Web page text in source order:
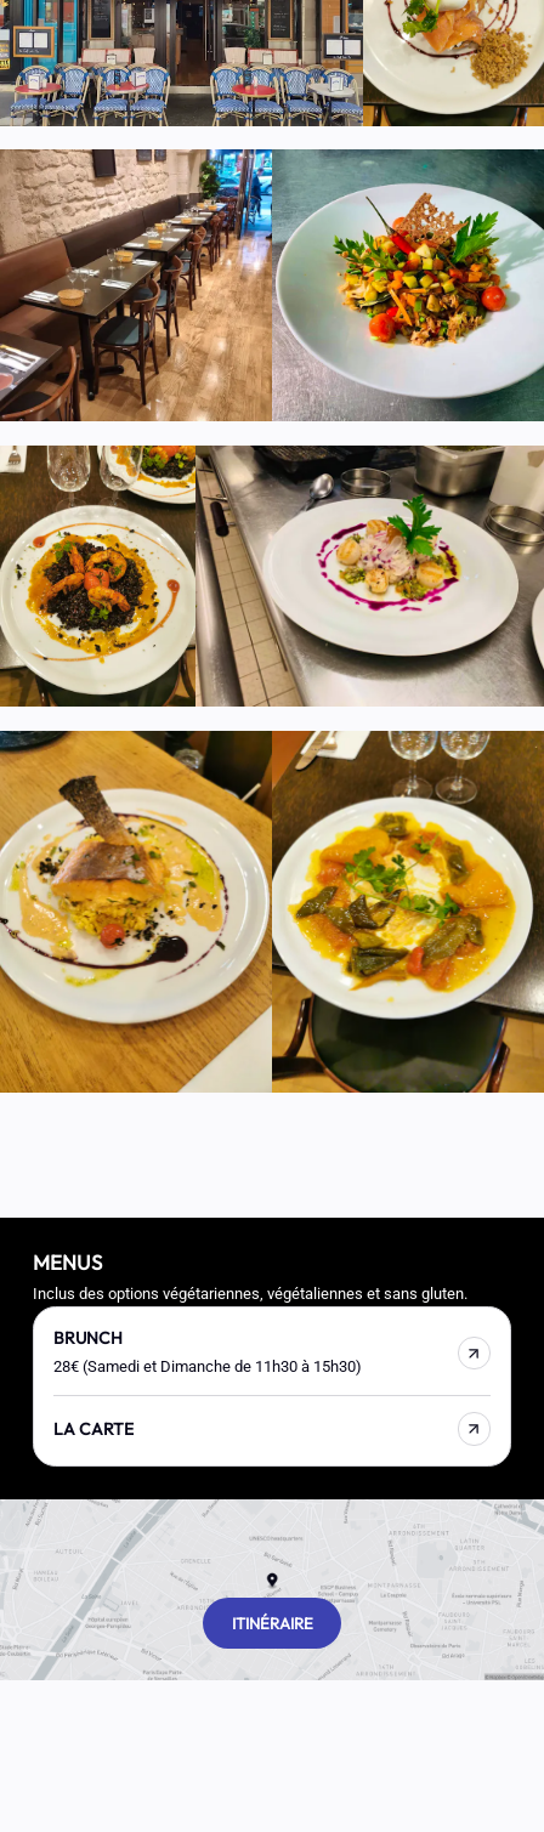
MENUS
Inclus des options végétariennes, végétaliennes et sans gluten.
BRUNCH
28€ (Samedi et Dimanche de 11h30 à 15h30)
LA CARTE
ITINÉRAIRE